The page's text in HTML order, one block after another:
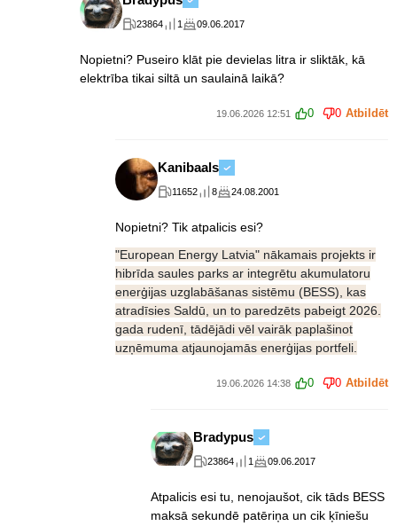
23864 1 09.06.2017
Nopietni? Puseiro klāt pie devielas litra ir sliktāk, kā
elektrība tikai siltā un saulainā laikā?
19.06.2026 12:51 0 0 Atbildēt
Kanibaals
11652 8 24.08.2001
Nopietni? Tik atpalicis esi?
"European Energy Latvia" nākamais projekts ir
hibrīda saules parks ar integrētu akumulatoru
enerģijas uzglabāšanas sistēmu (BESS), kas
atradīsies Saldū, un to paredzēts pabeigt 2026.
gada rudenī, tādējādi vēl vairāk paplašinot
uzņēmuma atjaunojamās enerģijas portfeli.
19.06.2026 14:38 0 0 Atbildēt
Bradypus
23864 1 09.06.2017
Atpalicis esi tu, nenojaušot, cik tāds BESS
maksā sekundē patēriņa un cik ķīniešu